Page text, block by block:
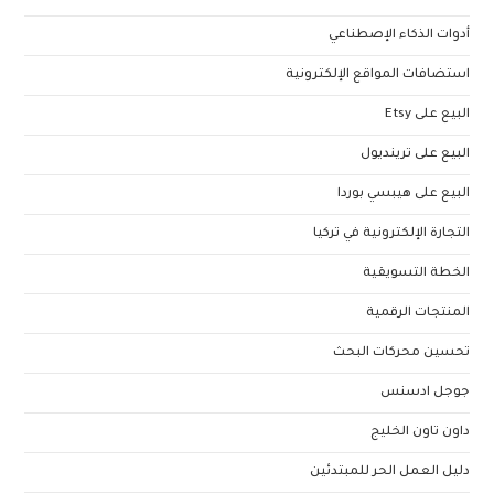
أدوات الذكاء الإصطناعي
استضافات المواقع الإلكترونية
البيع على Etsy
البيع على ترينديول
البيع على هيبسي بوردا
التجارة الإلكترونية في تركيا
الخطة التسويقية
المنتجات الرقمية
تحسين محركات البحث
جوجل ادسنس
داون تاون الخليج
دليل العمل الحر للمبتدئين